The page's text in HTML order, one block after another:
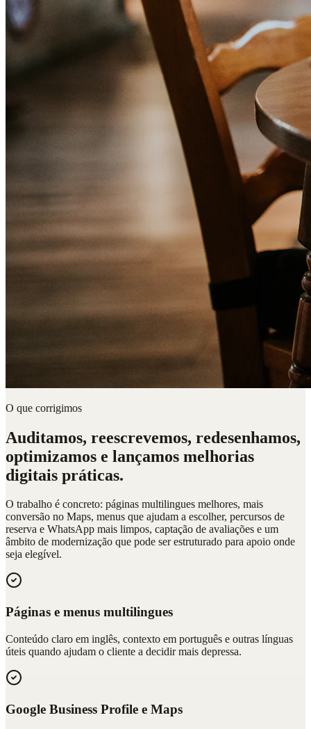
O que corrigimos
Auditamos, reescrevemos, redesenhamos,
optimizamos e lançamos melhorias
digitais práticas.
O trabalho é concreto: páginas multilingues melhores, mais
conversão no Maps, menus que ajudam a escolher, percursos de
reserva e WhatsApp mais limpos, captação de avaliações e um
âmbito de modernização que pode ser estruturado para apoio onde
seja elegível.
Páginas e menus multilingues
Conteúdo claro em inglês, contexto em português e outras línguas
úteis quando ajudam o cliente a decidir mais depressa.
Google Business Profile e Maps